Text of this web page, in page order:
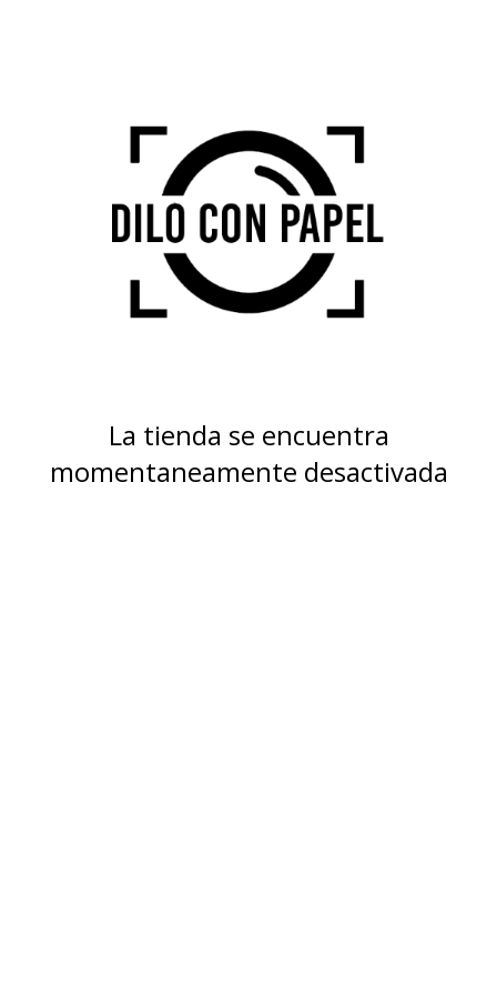
La tienda se encuentra
momentaneamente desactivada